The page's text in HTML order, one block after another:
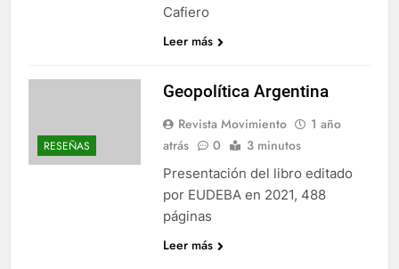
Cafiero
Leer más
RESEÑAS
Geopolítica Argentina
Revista Movimiento
1 año
atrás
0 3 minutos
Presentación del libro editado
por EUDEBA en 2021, 488
páginas
Leer más